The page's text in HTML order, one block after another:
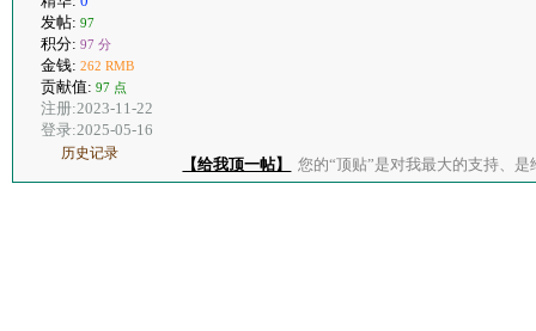
发帖: 97
积分: 97 分
金钱: 262 RMB
贡献值: 97 点
注册:2023-11-22
登录:2025-05-16
历史记录
【给我顶一帖】 您的“顶贴”是对我最大的支持、